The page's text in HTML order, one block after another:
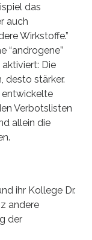
das
auch
Wirkstoffe.”
“androgene”
Die
desto stärker.
entwickelte
Verbotslisten
allein die
ihr Kollege Dr.
andere
der